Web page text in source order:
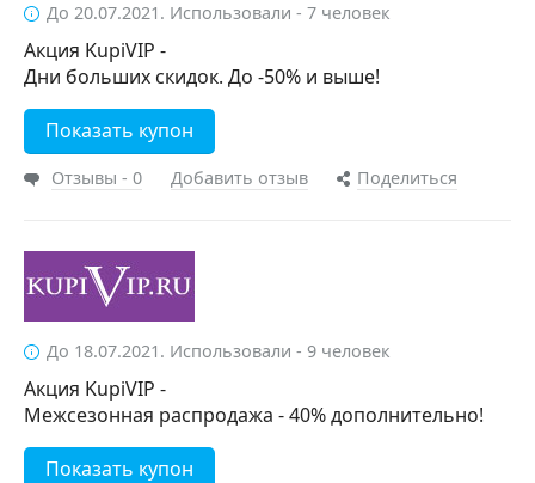
До 20.07.2021. Использовали - 7 человек
Акция KupiVIP -
Дни больших скидок. До -50% и выше!
Показать купон
Отзывы - 0 Добавить отзыв Поделиться
До 18.07.2021. Использовали - 9 человек
Акция KupiVIP -
Межсезонная распродажа - 40% дополнительно!
Показать купон